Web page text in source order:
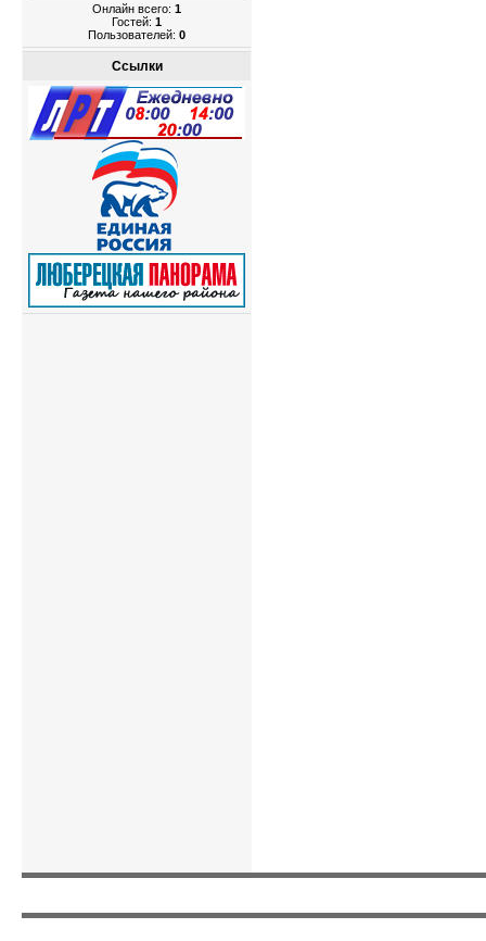
Онлайн всего: 1
Гостей: 1
Пользователей: 0
Ссылки